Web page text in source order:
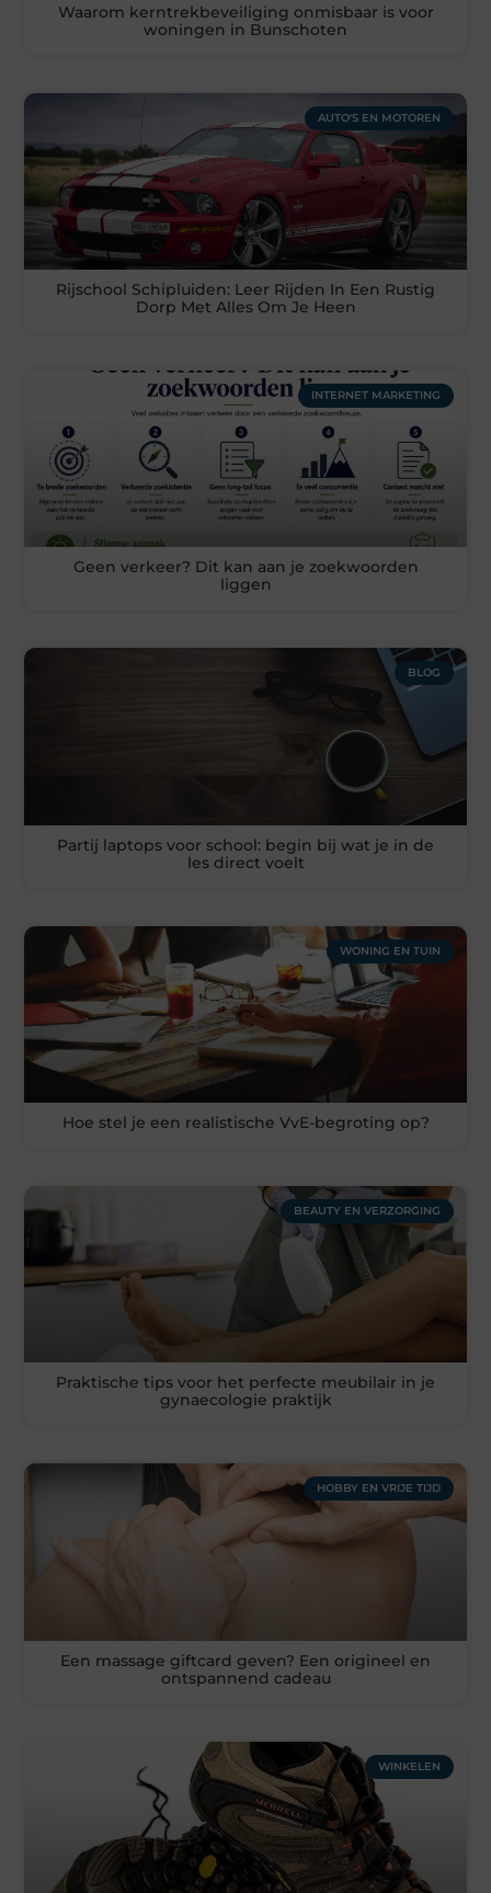
Waarom kerntrekbeveiliging onmisbaar is voor
woningen in Bunschoten
AUTO'S EN MOTOREN
Rijschool Schipluiden: Leer Rijden In Een Rustig
Dorp Met Alles Om Je Heen
INTERNET MARKETING
Geen verkeer? Dit kan aan je zoekwoorden
liggen
BLOG
Partij laptops voor school: begin bij wat je in de
les direct voelt
WONING EN TUIN
Hoe stel je een realistische VvE-begroting op?
BEAUTY EN VERZORGING
Praktische tips voor het perfecte meubilair in je
gynaecologie praktijk
HOBBY EN VRIJE TIJD
Een massage giftcard geven? Een origineel en
ontspannend cadeau
WINKELEN